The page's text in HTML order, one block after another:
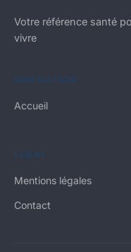
Votre référence santé
vivre
NAVIGATION
Accueil
LÉGAL
Mentions légales
Contact